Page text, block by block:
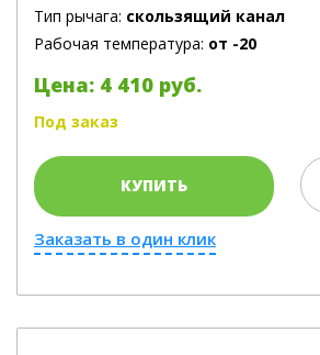
Тип рычага: скользящий канал
Рабочая температура: от -20
Цена: 4 410 руб.
Под заказ
КУПИТЬ
Заказать в один клик